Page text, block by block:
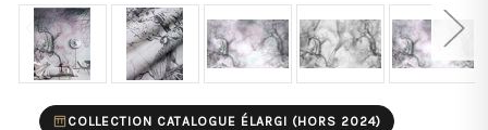
COLLECTION CATALOGUE ÉLARGI (HORS 2024)